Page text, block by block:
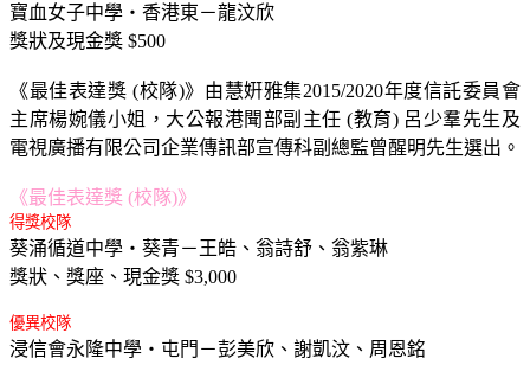
寶血女子中學‧香港東－龍汶欣
獎狀及現金獎 $500
《最佳表達獎 (校隊)》由慧姸雅集2015/2020年度信託委員會
主席楊婉儀小姐，大公報港聞部副主任 (教育) 呂少羣先生及
電視廣播有限公司企業傳訊部宣傳科副總監曾醒明先生選出。
《最佳表達獎 (校隊)》
得獎校隊
葵涌循道中學‧葵青－王皓、翁詩舒、翁紫琳
獎狀、獎座、現金獎 $3,000
優異校隊
浸信會永隆中學‧屯門－彭美欣、謝凱汶、周恩銘